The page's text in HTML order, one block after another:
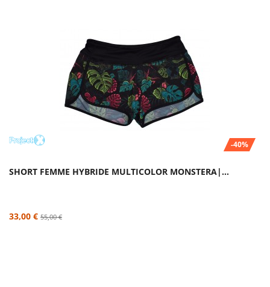
-40%
SHORT FEMME HYBRIDE MULTICOLOR MONSTERA|...
33,00 € 55,00 €